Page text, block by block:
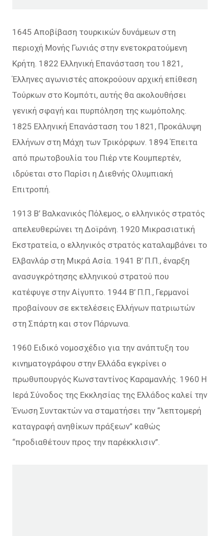
1645 Αποβίβαση τουρκικών δυνάμεων στη
περιοχή Μονής Γωνιάς στην ενετοκρατούμενη
Κρήτη. 1822 Ελληνική Επανάσταση του 1821,
Έλληνες αγωνιστές αποκρούουν αρχική επίθεση
Τούρκων στο Κομπότι, αυτής θα ακολουθήσει
γενική σφαγή και πυρπόληση της κωμόπολης.
1825 Ελληνική Επανάσταση του 1821, Προκάλυψη
Ελλήνων στη Μάχη των Τρικόρφων. 1894 Έπειτα
από πρωτοβουλία του Πιέρ ντε Κουμπερτέν,
ιδρύεται στο Παρίσι η Διεθνής Ολυμπιακή
Επιτροπή.
1913 Β’ Βαλκανικός Πόλεμος, ο ελληνικός στρατός
απελευθερώνει τη Δοϊράνη. 1920 Μικρασιατική
Εκστρατεία, ο ελληνικός στρατός καταλαμβάνει το
Ελβανλάρ στη Μικρά Ασία. 1941 Β’ Π.Π., έναρξη
ανασυγκρότησης ελληνικού στρατού που
κατέφυγε στην Αίγυπτο. 1944 Β’ Π.Π., Γερμανοί
προβαίνουν σε εκτελέσεις Ελλήνων πατριωτών
στη Σπάρτη και στον Πάρνωνα.
1960 Ειδικό νομοσχέδιο για την ανάπτυξη του
κινηματογράφου στην Ελλάδα εγκρίνει ο
πρωθυπουργός Κωνσταντίνος Καραμανλής. 1960 Η
Ιερά Σύνοδος της Εκκλησίας της Ελλάδος καλεί την
Ένωση Συντακτών να σταματήσει την “λεπτομερή
καταγραφή ανηθίκων πράξεων” καθώς
“προδιαθέτουν προς την παρέκκλισιν”.